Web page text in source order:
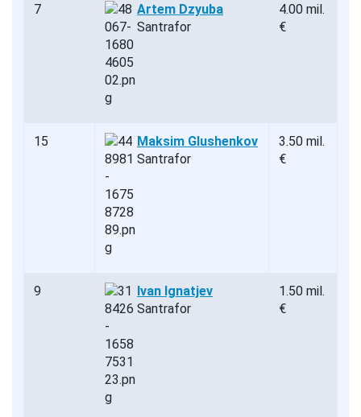
7
Artem Dzyuba
Santrafor
4.00 mil.
€
15
Maksim Glushenkov
Santrafor
3.50 mil.
€
9
Ivan Ignatjev
Santrafor
1.50 mil.
€